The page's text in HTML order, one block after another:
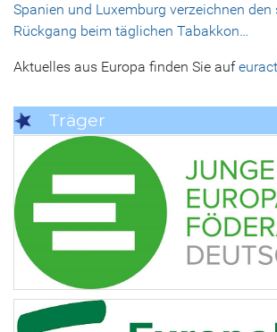
Spanien und Luxemburg verzeichnen den
Rückgang beim täglichen Tabakkon…
Aktuelles aus Europa finden Sie auf
Träger